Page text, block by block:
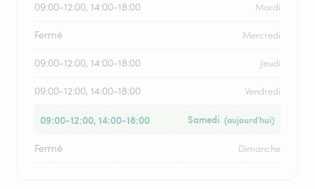
09:00-12:00, 14:00-18:00 Mardi
Fermé Mercredi
09:00-12:00, 14:00-18:00 Jeudi
09:00-12:00, 14:00-18:00 Vendredi
09:00-12:00, 14:00-18:00 Samedi (aujourd’hui)
Fermé Dimanche